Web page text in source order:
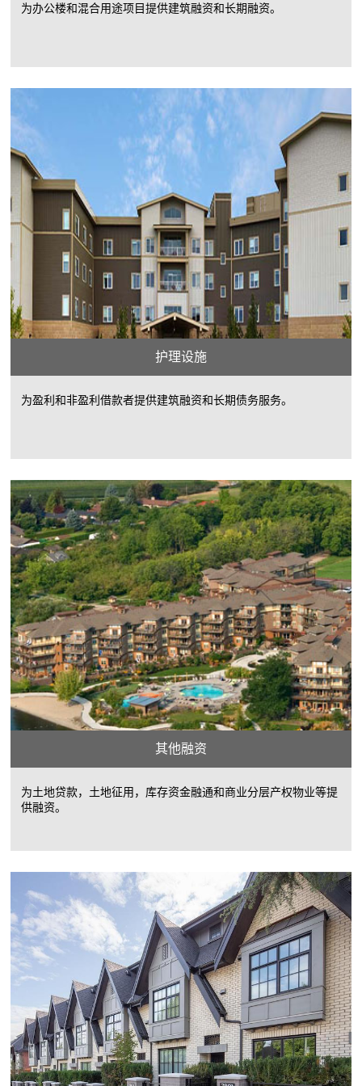
为办公楼和混合用途项目提供建筑融资和长期融资。
护理设施
为盈利和非盈利借款者提供建筑融资和长期债务服务。
其他融资
为土地贷款，土地征用，库存资金融通和商业分层产权物业等提
供融资。